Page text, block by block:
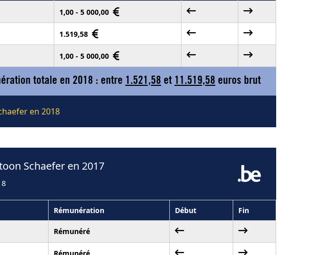
1,00 - 5 000,00
1.519,58
1,00 - 5 000,00
totale en 2018 : entre 1.521,58 et 11.519,58 euros brut
en 2018
Schaefer en 2017
Rémunération Début Fin
Rémunéré
Rémunéré